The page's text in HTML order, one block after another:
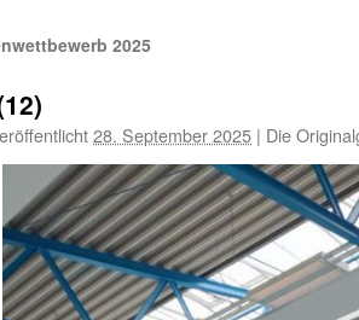
2025
28. September 2025 | Die